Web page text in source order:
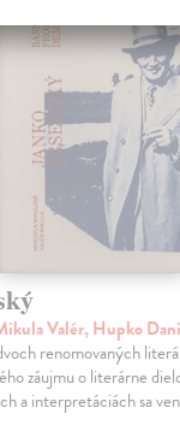
Valér, Hupko
renomovaných
záujmu o literárne
a interpretáciách sa